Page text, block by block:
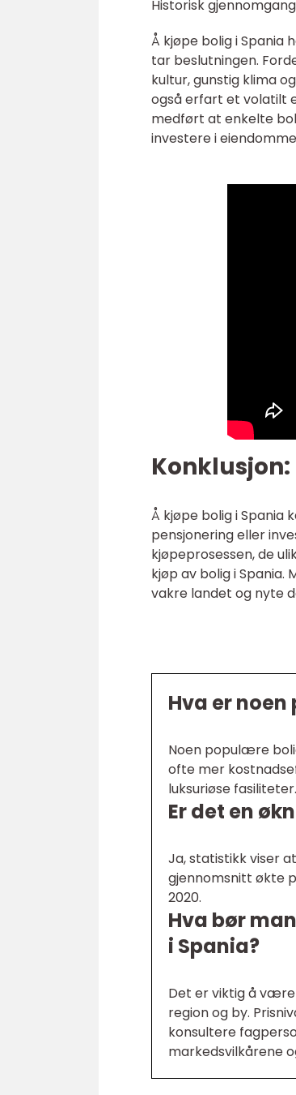
Historisk
Å kjøpe bolig i Spania
tar beslutningen.
kultur, gunstig klima
også erfart et volatilt
medført at enkelte
investere i
Konklusjon:
Å kjøpe bolig i Spania
pensjonering eller
kjøpeprosessen, de
kjøp av bolig i Spania.
vakre landet og nyte
Hva er
Noen populære
ofte mer
luksuriøse
Er det en
Ja, statistikk viser
gjennomsnitt økte
2020.
Hva bør
i Spania?
Det er viktig å være
region og by.
konsultere
markedsvilkårene